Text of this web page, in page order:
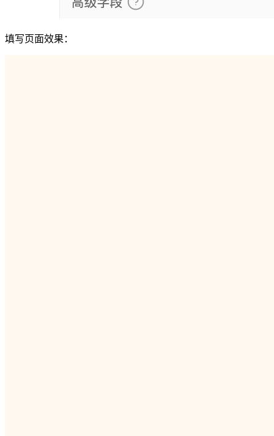
填写页面效果：